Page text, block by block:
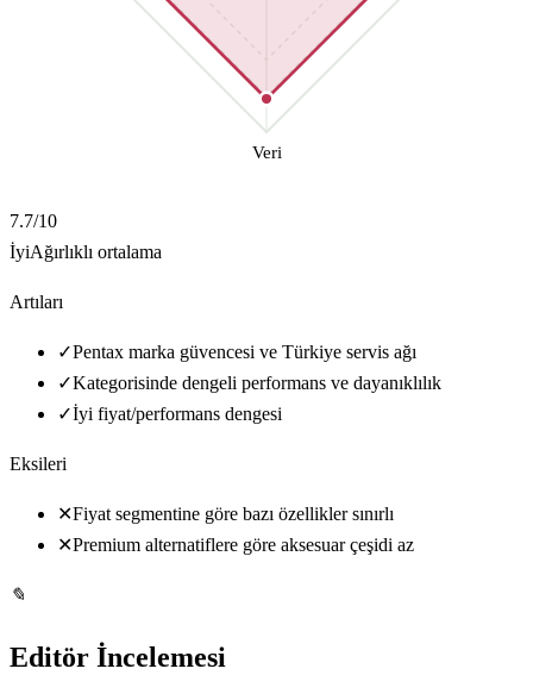
Veri
7.7/10
İyiAğırlıklı ortalama
Artıları
✓Pentax marka güvencesi ve Türkiye servis ağı
✓Kategorisinde dengeli performans ve dayanıklılık
✓İyi fiyat/performans dengesi
Eksileri
✕Fiyat segmentine göre bazı özellikler sınırlı
✕Premium alternatiflere göre aksesuar çeşidi az
✎
Editör İncelemesi